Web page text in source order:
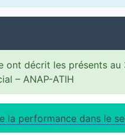
ont décrit les présents
– ANAP-ATIH
la performance dans le